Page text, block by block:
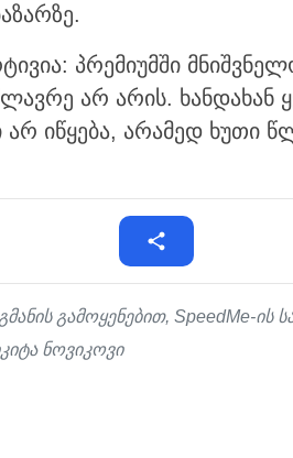
პრემიუმში
არ არის. ხანდახან
არ იწყება, არამედ ხუთი
გამოყენებით, SpeedMe-ის
ნოვიკოვი